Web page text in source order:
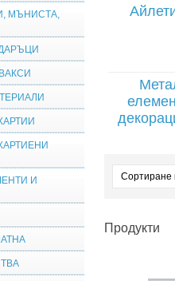
МЪНИСТА,
И
Продукти